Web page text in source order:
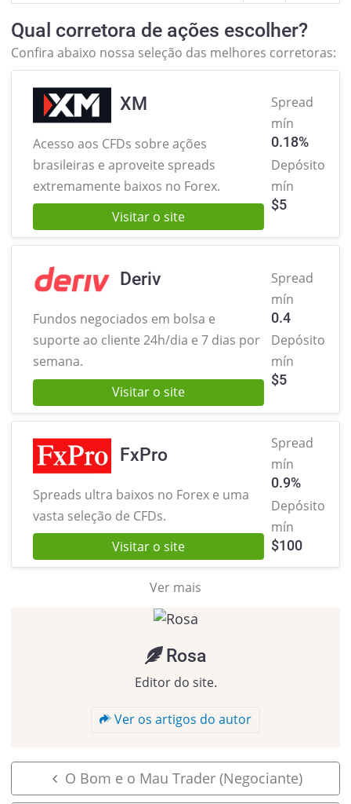
Qual corretora de ações escolher?
Confira abaixo nossa seleção das melhores corretoras:
XM
Acesso aos CFDs sobre ações
brasileiras e aproveite spreads
extremamente baixos no Forex.
Visitar o site
Spread
mín
0.18%
Depósito
mín
$5
Deriv
Fundos negociados em bolsa e
suporte ao cliente 24h/dia e 7 dias por
semana.
Visitar o site
Spread
mín
0.4
Depósito
mín
$5
FxPro
Spreads ultra baixos no Forex e uma
vasta seleção de CFDs.
Visitar o site
Spread
mín
0.9%
Depósito
mín
$100
Ver mais
Rosa
Editor do site.
Ver os artigos do autor
O Bom e o Mau Trader (Negociante)